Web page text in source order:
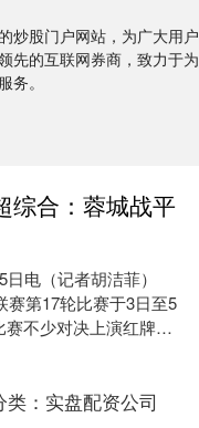
炒股门户网站，为广大用户
先的互联网券商，致力于为
务。
综合：蓉城战平
电（记者胡洁菲）
赛第17轮比赛于3日至5
赛不少对决上演红牌与
羊”成都蓉城队本轮客场
类： 实盘配资公司